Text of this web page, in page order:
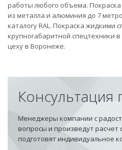
работы любого объема.
из металла и алюминия до 7
каталогу RAL. Покраска жидкими
крупногабаритной спецтехники
цеху в Воронеже.
Консультация
Менеджеры компании с
вопросы и произведут расчет
подготовят индивидуальное